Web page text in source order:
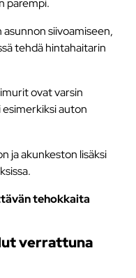
siivoamiseen,
tehdä hintahaitarin
ovat varsin
auton
ja akunkeston lisäksi
tehokkaita
verrattuna